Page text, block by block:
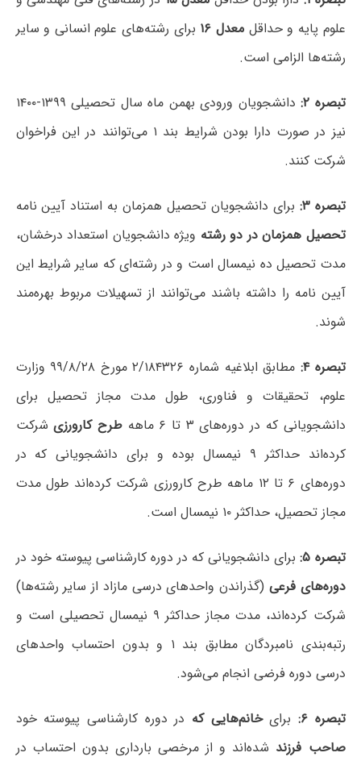
علوم پایه و حداقلمعدل ۱۶
برای رشته‌های علوم انسانی و سایر
رشته‌ها الزامی است.
تبصره ۲:
دانشجویان ورودی بهمن ماه سال تحصیلی ۱۳۹۹-۱۴۰۰
نیز در صورت دارا بودن شرایط بند ۱ می‌توانند در این فراخوان
شرکت کنند.
تبصره ۳:
برای دانشجویان تحصیل همزمان به استناد آیین نامه
تحصیل همزمان در دو رشته ویژه دانشجویان استعداد درخشان،
مدت تحصیل ده نیمسال است و در رشته‌ای که سایر شرایط این
آیین نامه را داشته باشند می‌توانند از تسهیلات مربوط بهره‌مند
شوند.
تبصره ۴:
مطابق ابلاغیه شماره ۲/۱۸۴۳۲۶ مورخ ۹۹/۸/۲۸ وزارت
علوم، تحقیقات و فناوری، طول مدت مجاز تحصیل برای
دانشجویانی که در دوره‌های ۳ تا ۶ ماهه
طرح کارورزیشرکت
کرده‌اند حداکثر ۹ نیمسال بوده و برای دانشجویانی که در
دوره‌های ۶ تا ۱۲ ماهه طرح کارورزی شرکت کرده‌اند طول مدت
مجاز تحصیل، حداکثر ۱۰ نیمسال است.
تبصره ۵:
برای دانشجویانی که در دوره کارشناسی پیوسته خود در
دوره‌های فرعی (گذراندن واحدهای درسی مازاد از سایر رشته‌ها)
شرکت کرده‌اند، مدت مجاز حداکثر ۹ نیمسال تحصیلی است و
رتبه‌بندی نامبردگان مطابق بند ۱ و بدون احتساب واحدهای
درسی دوره فرضی انجام می‌شود.
تبصره ۶: برایخانم‌هایی که در دوره کارشناسی پیوسته خود
صاحب فرزند شده‌اند و از مرخصی بارداری بدون احتساب در